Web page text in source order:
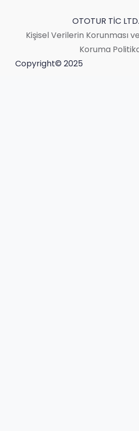
OTOTUR TİC
Kişisel Verilerin Korunması
Koruma
Copyright© 2025